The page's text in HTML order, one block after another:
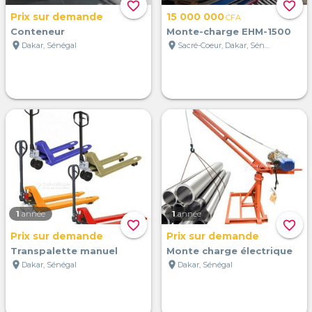
favorite_border
Prix sur demande
Conteneur
location_on Dakar, Sénégal
favorite_border
15 000 000CFA
Monte-charge EHM-1500
location_on
Sacré-Coeur, Dakar, Sénégal
favorite_border
1 année
Prix sur demande
Transpalette manuel
location_on Dakar, Sénégal
favorite_border
1 année
Prix sur demande
Monte charge électrique
location_on Dakar, Sénégal